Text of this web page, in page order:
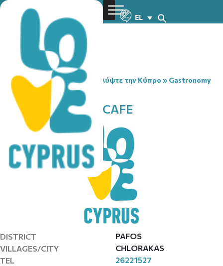
EL
You are here:Home» Ανακαλύψτε την Κύπρο » Gastronomy
» MERAKI MARKET CAFE
MERAKI MARKET CAFE
DISTRICT
PAFOS
VILLAGES/CITY
CHLORAKAS
TEL
26221527